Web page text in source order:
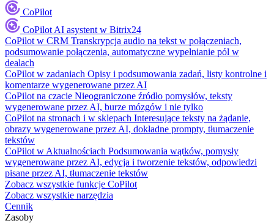
CoPilot
CoPilot AI asystent w Bitrix24
CoPilot w CRM Transkrypcja audio na tekst w połączeniach,
podsumowanie połączenia, automatyczne wypełnianie pól w
dealach
CoPilot w zadaniach Opisy i podsumowania zadań, listy kontrolne i
komentarze wygenerowane przez AI
CoPilot na czacie Nieograniczone źródło pomysłów, teksty
wygenerowane przez AI, burze mózgów i nie tylko
CoPilot na stronach i w sklepach Interesujące teksty na żądanie,
obrazy wygenerowane przez AI, dokładne prompty, tłumaczenie
tekstów
CoPilot w Aktualnościach Podsumowania wątków, pomysły
wygenerowane przez AI, edycja i tworzenie tekstów, odpowiedzi
pisane przez AI, tłumaczenie tekstów
Zobacz wszystkie funkcje CoPilot
Zobacz wszystkie narzędzia
Cennik
Zasoby